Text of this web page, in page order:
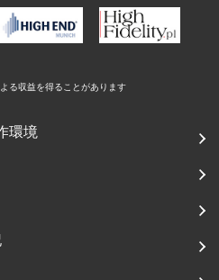
る収益を得ることがあります
環境